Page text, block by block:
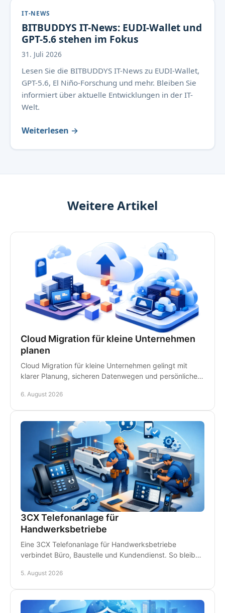
IT-NEWS
BITBUDDYS IT-News: EUDI-Wallet und
GPT-5.6 stehen im Fokus
31. Juli 2026
Lesen Sie die BITBUDDYS IT-News zu EUDI-Wallet,
GPT-5.6, El Niño-Forschung und mehr. Bleiben Sie
informiert über aktuelle Entwicklungen in der IT-
Welt.
Weiterlesen →
Weitere Artikel
Cloud Migration für kleine Unternehmen
planen
Cloud Migration für kleine Unternehmen gelingt mit
klarer Planung, sicheren Datenwegen und persönlicher
6. August 2026
3CX Telefonanlage für
Handwerksbetriebe
Eine 3CX Telefonanlage für Handwerksbetriebe
verbindet Büro, Baustelle und Kundendienst. So bleiben
5. August 2026